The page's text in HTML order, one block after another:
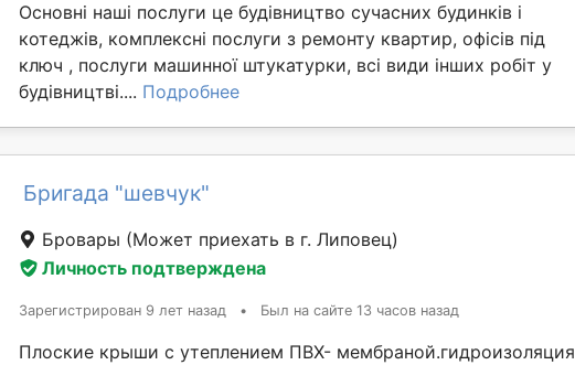
Основні наші послуги це будівництво сучасних будинків і
котеджів, комплексні послуги з ремонту квартир, офісів під
ключ , послуги машинної штукатурки, всі види інших робіт у
будівництві.... Подробнее
Бригада "шевчук"
Бровары (Может приехать в г. Липовец)
Личность подтверждена
Зарегистрирован 9 лет назад • Был на сайте 13 часов назад
Плоские крыши с утеплением ПВХ- мембраной.гидроизоляция